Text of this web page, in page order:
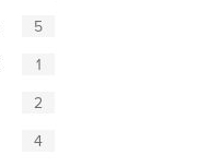
5
1
2
4